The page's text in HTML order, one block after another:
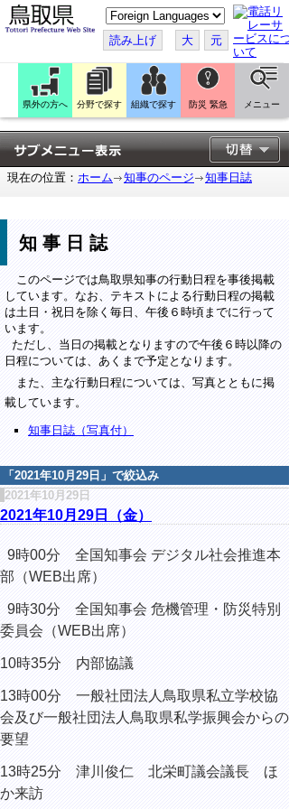
こ
の
ペ
ー
ジ
翻
訳
す
る
読み上げ 大 元
県外の方へ 分野で探す 組織で探す 防災 緊急 メニュー
現在の位置： ホーム 知事のページ 知事日誌
知事日誌
このページでは鳥取県知事の行動日程を事後掲載
しています。なお、テキストによる行動日程の掲載
は土日・祝日を除く毎日、午後６時頃までに行って
います。
ただし、当日の掲載となりますので午後６時以降の
日程については、あくまで予定となります。
また、主な行動日程については、写真とともに掲
載しています。
知事日誌（写真付）
「 2021年10月29日 」で絞込み
2021年10月29日
2021年10月29日（金）
9時00分 全国知事会 デジタル社会推進本
部（WEB出席）
9時30分 全国知事会 危機管理・防災特別
委員会（WEB出席）
10時35分 内部協議
13時00分 一般社団法人鳥取県私立学校協
会及び一般社団法人鳥取県私学振興会からの
要望
13時25分 津川俊仁 北栄町議会議長 ほ
か来訪